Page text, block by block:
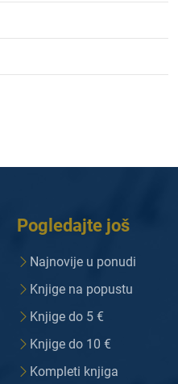
Pogledajte još
Najnovije u ponudi
Knjige na popustu
Knjige do 5 €
Knjige do 10 €
Kompleti knjiga